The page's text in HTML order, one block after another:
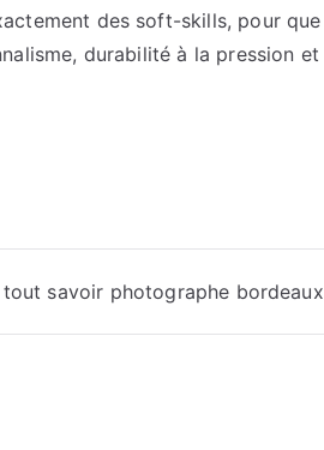
des soft-skills, pour que
durabilité à la pression et
tout savoir photographe bordeaux